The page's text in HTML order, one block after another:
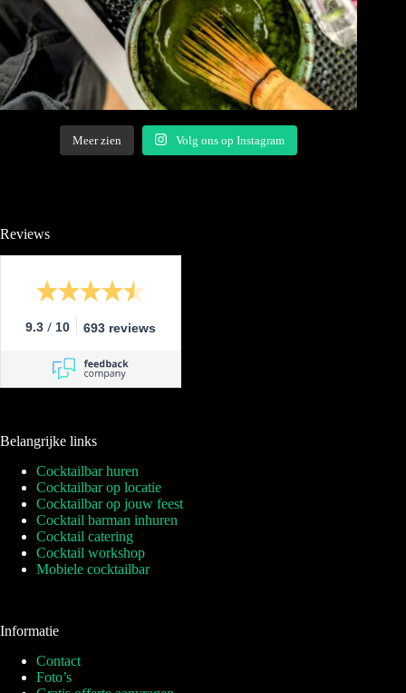
Meer zien Volg ons op Instagram
Reviews
9.3 / 10 693 reviews
Belangrijke links
Cocktailbar huren
Cocktailbar op locatie
Cocktailbar op jouw feest
Cocktail barman inhuren
Cocktail catering
Cocktail workshop
Mobiele cocktailbar
Informatie
Contact
Foto’s